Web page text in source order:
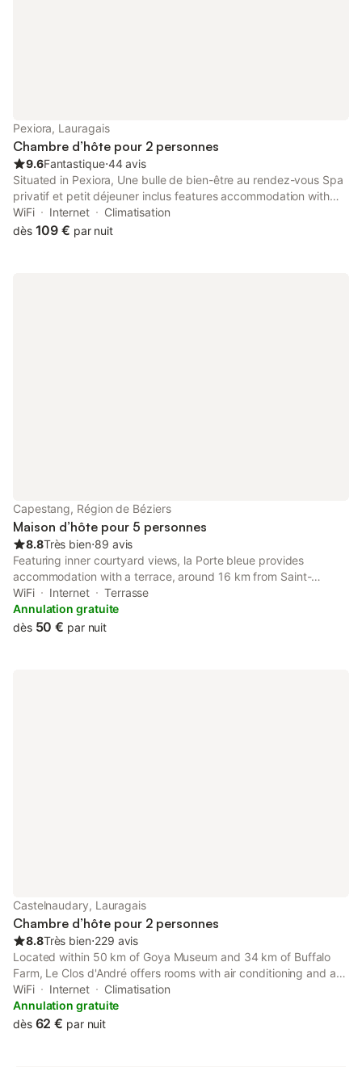
Pexiora, Lauragais
Chambre d’hôte pour 2 personnes
9.6Fantastique⋅44 avis
Situated in Pexiora, Une bulle de bien-être au rendez-vous Spa
privatif et petit déjeuner inclus features accommodation with
free WiFi, mountain views, and access to a hot tub.
WiFi Internet
Climatisation
dès 109 € par nuit
Capestang, Région de Béziers
Maison d’hôte pour 5 personnes
8.8Très bien⋅89 avis
Featuring inner courtyard views, la Porte bleue provides
accommodation with a terrace, around 16 km from Saint-
Nazaire Cathedral. With quiet street views, this accommodation
features a balcony.
WiFi Internet
Terrasse
Annulation gratuite
dès 50 € par nuit
Castelnaudary, Lauragais
Chambre d’hôte pour 2 personnes
8.8Très bien⋅229 avis
Located within 50 km of Goya Museum and 34 km of Buffalo
Farm, Le Clos d'André offers rooms with air conditioning and a
private bathroom in Castelnaudary.
WiFi Internet
Climatisation
Annulation gratuite
dès 62 € par nuit